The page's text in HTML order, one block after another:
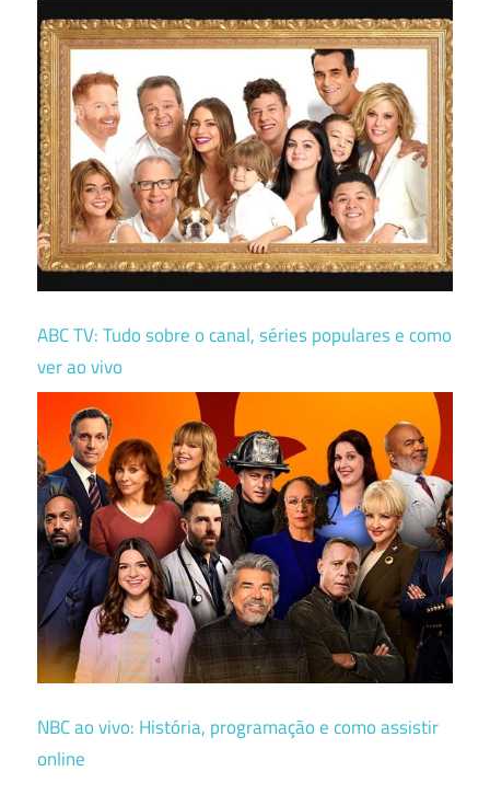
ABC TV: Tudo sobre o canal, séries populares e como
ver ao vivo
NBC ao vivo: História, programação e como assistir
online